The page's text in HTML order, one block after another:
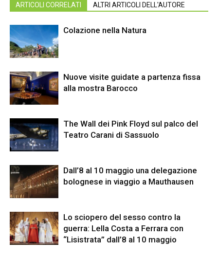
ARTICOLI CORRELATI ALTRI ARTICOLI DELL'AUTORE
Colazione nella Natura
Nuove visite guidate a partenza fissa
alla mostra Barocco
The Wall dei Pink Floyd sul palco del
Teatro Carani di Sassuolo
Dall’8 al 10 maggio una delegazione
bolognese in viaggio a Mauthausen
Lo sciopero del sesso contro la
guerra: Lella Costa a Ferrara con
“Lisistrata” dall’8 al 10 maggio